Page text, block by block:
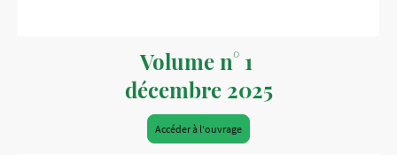
Volume n° 1
décembre 2025
Accéder à l'ouvrage